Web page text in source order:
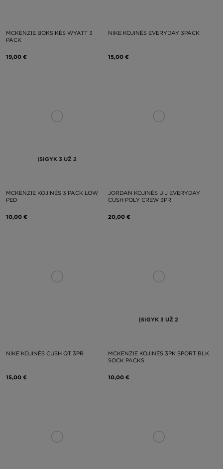
MCKENZIE BOKSIKĖS WYATT 3
PACK
19,00 €
NIKE KOJINĖS EVERYDAY 3PACK
15,00 €
ĮSIGYK 3 UŽ 2
MCKENZIE KOJINĖS 3 PACK LOW
PED
10,00 €
JORDAN KOJINĖS U J EVERYDAY
CUSH POLY CREW 3PR
20,00 €
NIKE KOJINĖS CUSH QT 3PR
15,00 €
ĮSIGYK 3 UŽ 2
MCKENZIE KOJINĖS 3PK SPORT BLK
SOCK PACKS
10,00 €